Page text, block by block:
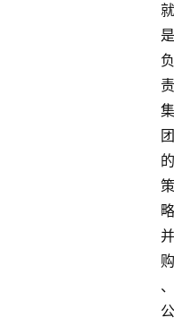
就
是
负
责
集
团
的
策
略
并
购
、
公